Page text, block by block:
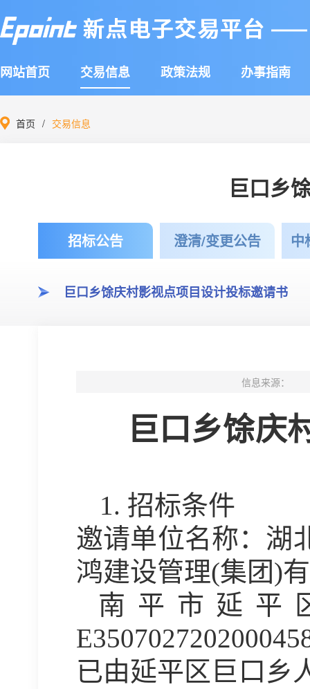
网站首页 交易信息 政策法规 办事指南
首页 交易信息
巨口乡
招标公告 澄清/变更公告 中
巨口乡馀庆村影视点项目设计投标邀请书
信息来源：
巨口乡馀庆
1. 招标条件
邀请单位名称：湖
鸿建设管理(集团)
南平市延平
已由延平区巨口乡